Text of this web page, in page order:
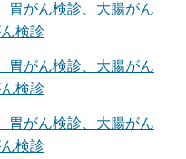
胃がん検診、大腸がん
検診
胃がん検診、大腸がん
検診
胃がん検診、大腸がん
検診